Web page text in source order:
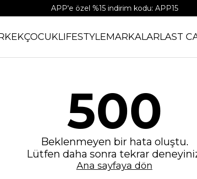
APP'e özel %15 indirim kodu: APP15
ÇOCUKLIFESTYLEMARKALARLAST
500
Beklenmeyen bir hata oluştu.
Lütfen daha sonra tekrar
Ana sayfaya dön